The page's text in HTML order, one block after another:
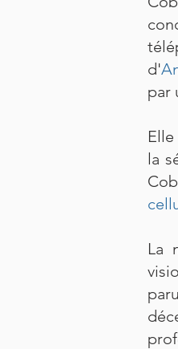
d'
par
la
La